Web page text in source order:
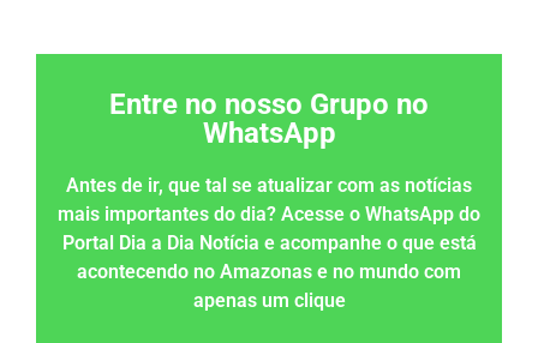
Entre no nosso Grupo no
WhatsApp
Antes de ir, que tal se atualizar com as notícias
mais importantes do dia? Acesse o WhatsApp do
Portal Dia a Dia Notícia e acompanhe o que está
acontecendo no Amazonas e no mundo com
apenas um clique